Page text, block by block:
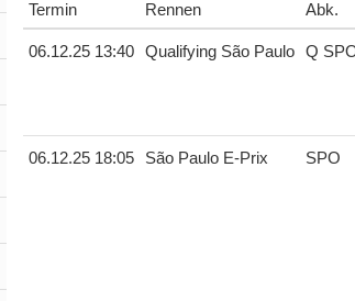
Termin Rennen Abk.
06.12.25 13:40 Qualifying São Paulo Q
06.12.25 18:05 São Paulo E-Prix SPO